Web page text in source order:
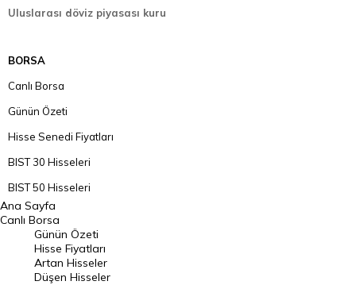
Uluslarası döviz piyasası kuru
BORSA
Canlı Borsa
Günün Özeti
Hisse Senedi Fiyatları
BIST 30 Hisseleri
BIST 50 Hisseleri
BIST 100 Hisseleri
En Çok Artan Hisseler
En Çok Düşen Hisseler
Ana Sayfa
Canlı Borsa
Günün Özeti
Hisse Fiyatları
Artan Hisseler
Düşen Hisseler